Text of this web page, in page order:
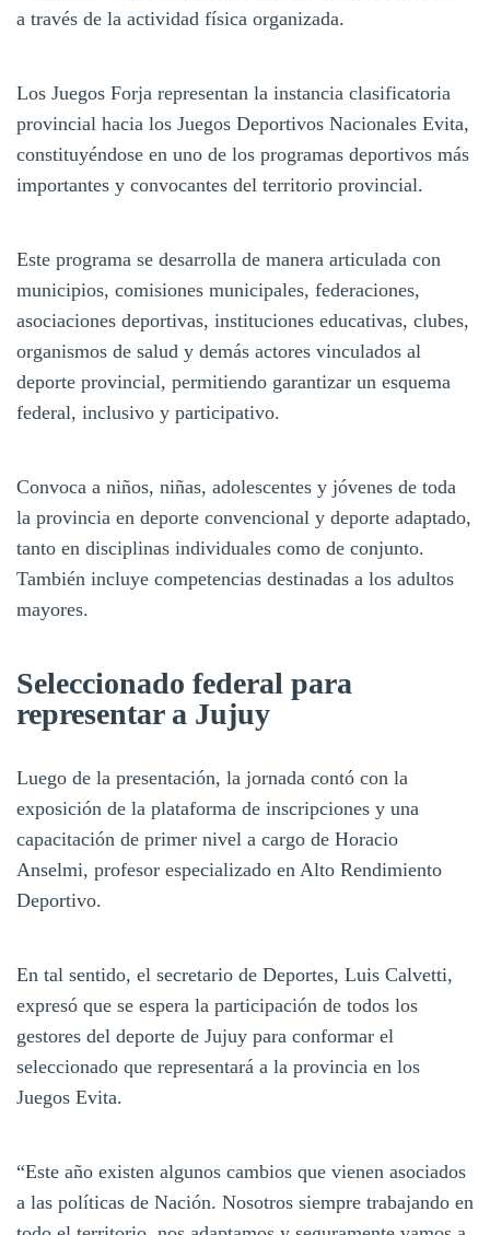
a través de la actividad física organizada.
Los Juegos Forja representan la instancia clasificatoria
provincial hacia los Juegos Deportivos Nacionales Evita,
constituyéndose en uno de los programas deportivos más
importantes y convocantes del territorio provincial.
Este programa se desarrolla de manera articulada con
municipios, comisiones municipales, federaciones,
asociaciones deportivas, instituciones educativas, clubes,
organismos de salud y demás actores vinculados al
deporte provincial, permitiendo garantizar un esquema
federal, inclusivo y participativo.
Convoca a niños, niñas, adolescentes y jóvenes de toda
la provincia en deporte convencional y deporte adaptado,
tanto en disciplinas individuales como de conjunto.
También incluye competencias destinadas a los adultos
mayores.
Seleccionado federal para
representar a Jujuy
Luego de la presentación, la jornada contó con la
exposición de la plataforma de inscripciones y una
capacitación de primer nivel a cargo de Horacio
Anselmi, profesor especializado en Alto Rendimiento
Deportivo.
En tal sentido, el secretario de Deportes, Luis Calvetti,
expresó que se espera la participación de todos los
gestores del deporte de Jujuy para conformar el
seleccionado que representará a la provincia en los
Juegos Evita.
“Este año existen algunos cambios que vienen asociados
a las políticas de Nación. Nosotros siempre trabajando en